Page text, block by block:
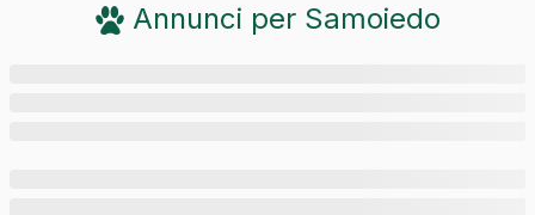
Annunci per Samoiedo